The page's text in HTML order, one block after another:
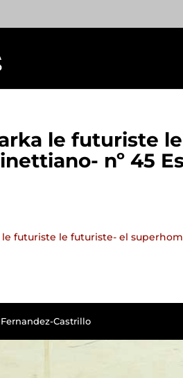
le futuriste
nº 45
le futuriste le futuriste- el
Castrillo